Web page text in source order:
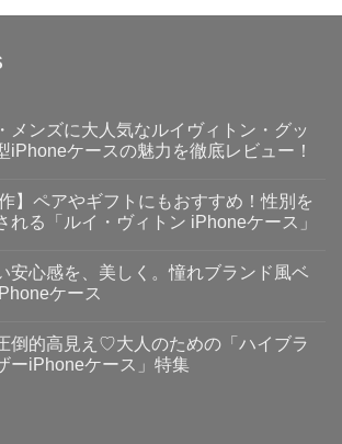
メンズに大人気なルイヴィトン・グッ
iPhoneケースの魅力を徹底レビュー！
作】ペアやギフトにもおすすめ！性別を
れる「ルイ・ヴィトン iPhoneケース」
安心感を、美しく。憧れブランド風ベ
ケース
倒的高見え♡大人のための「ハイブラ
ーiPhoneケース」特集